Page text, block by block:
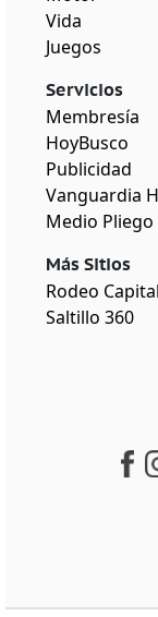
Vida
Juegos
Servicios
Membresía
HoyBusco
Publicidad
Vanguardia
Medio Pliego
Más Sitios
Rodeo Capital
Saltillo 360